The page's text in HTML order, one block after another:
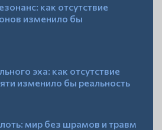
как отсутствие
изменило бы
эха: как отсутствие
изменило бы реальность
мир без шрамов и травм